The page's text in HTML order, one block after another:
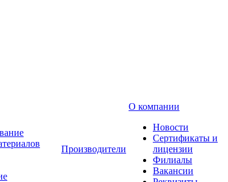
Производители
О компании
Новости
Сертификаты и
лицензии
Филиалы
Вакансии